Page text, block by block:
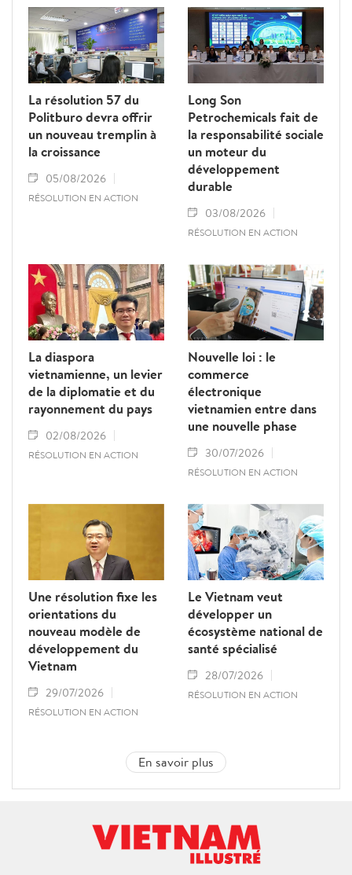
politique du Parti (13e mandat), le leader
suprême a souligné que les infrastructures
ne servent pas seulement la production et la
vie quotidienne, mais sont également
devenues un facteur déterminant de la
compétitivité nationale. Elles doivent être
évaluées en fonction des avantages qu'elles
procurent aux citoyens, aux entreprises et à
l'économie, a déclaré le dirigeant.
La résolution 57 du
Politburo devra offrir
un nouveau tremplin à
la croissance
05/08/2026
RÉSOLUTION EN ACTION
Long Son
Petrochemicals fait de
la responsabilité sociale
un moteur du
développement
durable
03/08/2026
RÉSOLUTION EN ACTION
La diaspora
vietnamienne, un levier
de la diplomatie et du
rayonnement du pays
02/08/2026
RÉSOLUTION EN ACTION
Nouvelle loi : le
commerce
électronique
vietnamien entre dans
une nouvelle phase
30/07/2026
RÉSOLUTION EN ACTION
Une résolution fixe les
orientations du
nouveau modèle de
développement du
Vietnam
29/07/2026
RÉSOLUTION EN ACTION
Le Vietnam veut
développer un
écosystème national de
santé spécialisé
28/07/2026
RÉSOLUTION EN ACTION
En savoir plus